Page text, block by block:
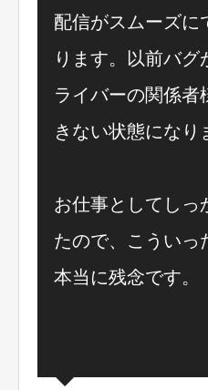
配信がスムーズに
ります。以前バグ
ライバーの関係者
きない状態になり
お仕事としてしっ
たので、こういっ
本当に残念です。